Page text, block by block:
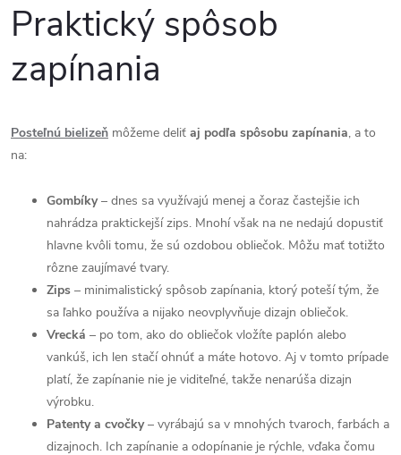
Praktický spôsob
zapínania
Posteľnú bielizeň môžeme deliť aj podľa spôsobu zapínania, a to
na:
Gombíky– dnes sa využívajú menej a čoraz častejšie ich
nahrádza praktickejší zips. Mnohí však na ne nedajú dopustiť
hlavne kvôli tomu, že sú ozdobou obliečok. Môžu mať totižto
rôzne zaujímavé tvary.
Zips – minimalistický spôsob zapínania, ktorý poteší tým, že
sa ľahko používa a nijako neovplyvňuje dizajn obliečok.
Vrecká – po tom, ako do obliečok vložíte paplón alebo
vankúš, ich len stačí ohnúť a máte hotovo. Aj v tomto prípade
platí, že zapínanie nie je viditeľné, takže nenarúša dizajn
výrobku.
Patenty a cvočky– vyrábajú sa v mnohých tvaroch, farbách a
dizajnoch. Ich zapínanie a odopínanie je rýchle, vďaka čomu